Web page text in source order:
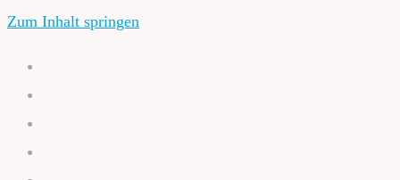
Zum Inhalt springen